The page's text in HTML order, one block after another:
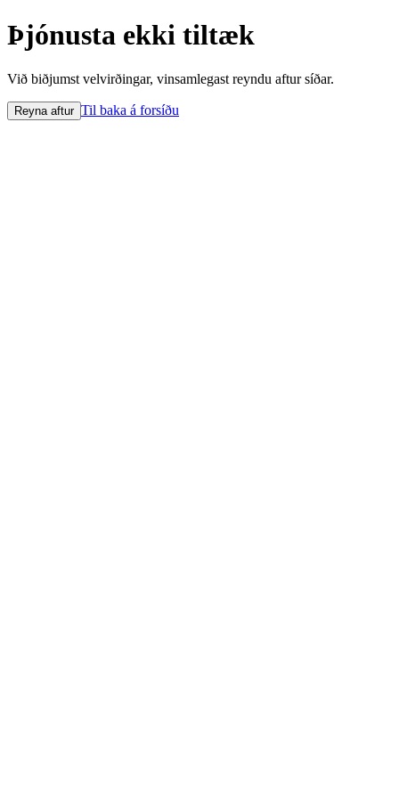
Þjónusta ekki tiltæk
Við biðjumst velvirðingar, vinsamlegast reyndu aftur síðar.
Reyna aftur Til baka á forsíðu